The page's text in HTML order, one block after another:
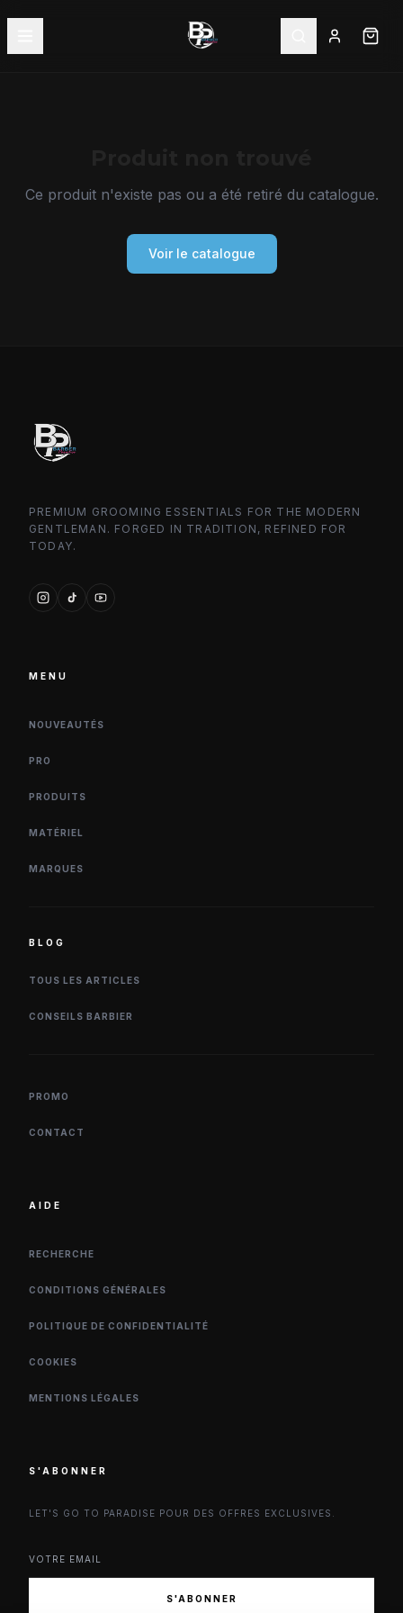
Ce produit n'existe pas ou a été retiré du catalogue.
Voir le catalogue
PREMIUM GROOMING ESSENTIALS FOR THE MODERN
GENTLEMAN. FORGED IN TRADITION, REFINED FOR
TODAY.
MENU
NOUVEAUTÉS
PRO
PRODUITS
MATÉRIEL
MARQUES
BLOG
TOUS LES ARTICLES
CONSEILS BARBIER
PROMO
CONTACT
AIDE
RECHERCHE
CONDITIONS GÉNÉRALES
POLITIQUE DE CONFIDENTIALITÉ
COOKIES
MENTIONS LÉGALES
S'ABONNER
LET'S GO TO PARADISE POUR DES OFFRES EXCLUSIVES.
S'ABONNER